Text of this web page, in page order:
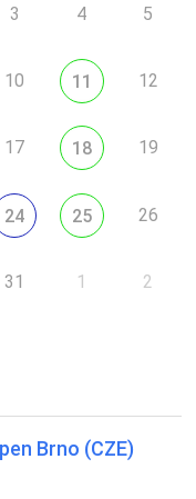
3 4 5
10 11 12
17 18 19
24 25 26
31 1 2
Brno (CZE)